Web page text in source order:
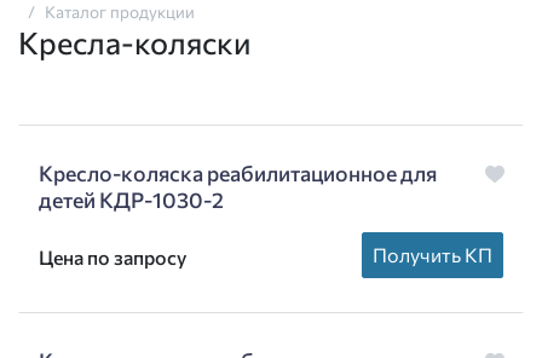
Каталог продукции
Кресла-коляски
Кресло-коляска реабилитационное для
детей КДР-1030-2
Цена по запросу Получить КП